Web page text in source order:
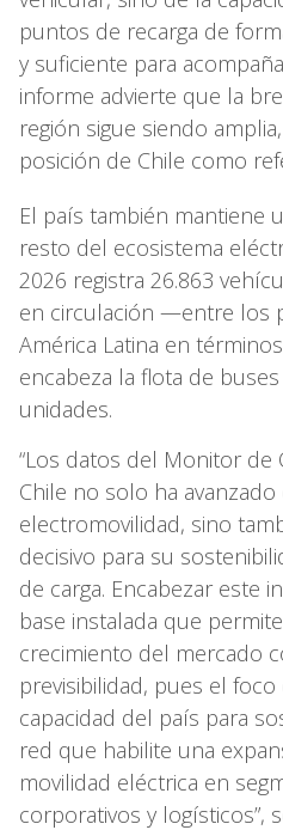
puntos de recarga de
y suficiente para
informe advierte que la
región sigue siendo
posición de Chile como
El país también mantiene
resto del ecosistema
2026 registra 26.863
en circulación —entre los
América Latina en
encabeza la flota de
unidades.
“Los datos del Monitor de
Chile no solo ha
electromovilidad, sino
decisivo para su
de carga. Encabezar este
base instalada que
crecimiento del mercado
previsibilidad, pues el
capacidad del país para
red que habilite una
movilidad eléctrica en
corporativos y logísticos”,